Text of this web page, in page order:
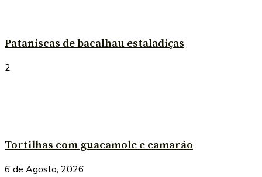
Pataniscas de bacalhau estaladiças
2
Tortilhas com guacamole e camarão
6 de Agosto, 2026